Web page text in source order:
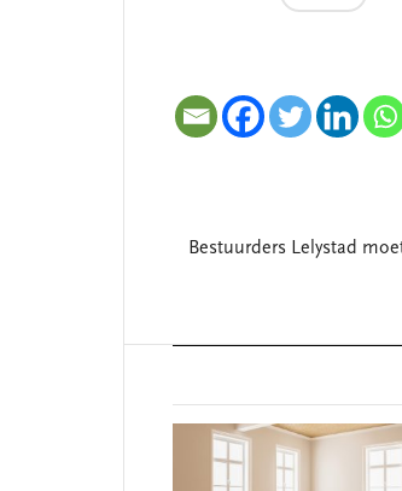
Bestuurders Lelystad